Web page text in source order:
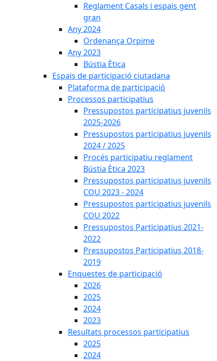
Reglament Casals i espais gent
gran
Any 2024
Ordenança Orpime
Any 2023
Bústia Ètica
Espais de participació ciutadana
Plataforma de participació
Processos participatius
Pressupostos participatius juvenils
2025-2026
Pressupostos participatius juvenils
2024 / 2025
Procés participatiu reglament
Bústia Ètica 2023
Pressupostos participatius juvenils
COU 2023 - 2024
Pressupostos participatius juvenils
COU 2022
Pressupostos Participatius 2021-
2022
Pressupostos Participatius 2018-
2019
Enquestes de participació
2026
2025
2024
2023
Resultats processos participatius
2025
2024